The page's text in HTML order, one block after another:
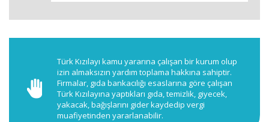
Türk Kızılayı kamu yararına çalışan bir kurum olup
izin almaksızın yardım toplama hakkına sahiptir.
Firmalar, gıda bankacılığı esaslarına göre çalışan
Türk Kızılayına yaptıkları gıda, temizlik, giyecek,
yakacak, bağışlarını gider kaydedip vergi
muafiyetinden yararlanabilir.